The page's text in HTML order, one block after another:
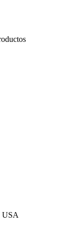
USA